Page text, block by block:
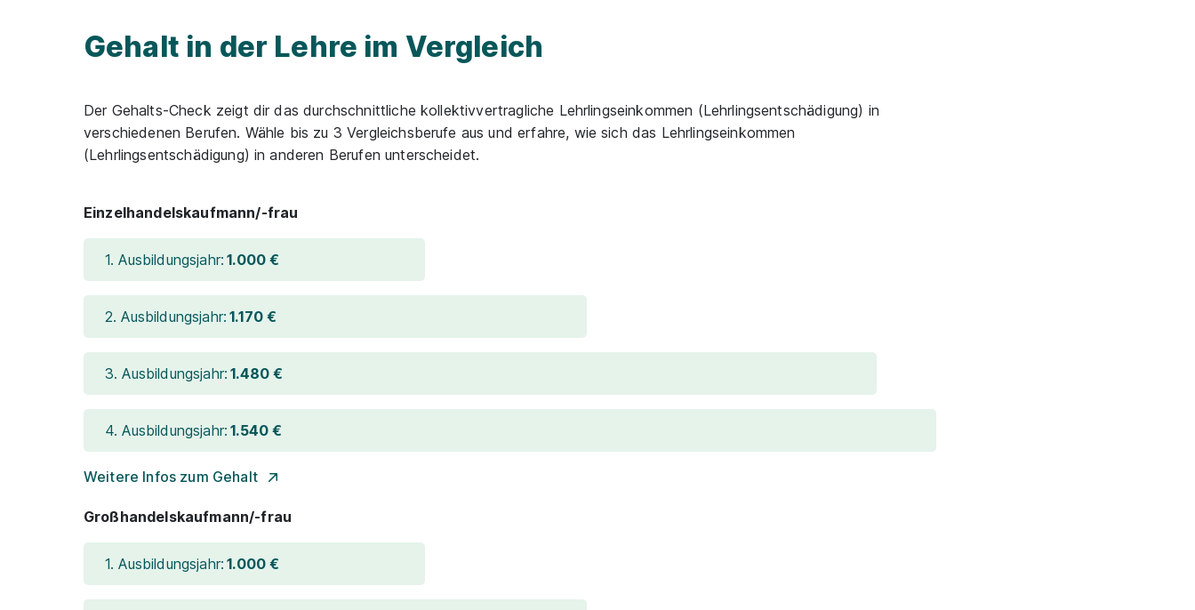
Gehalt in der Lehre im Vergleich
Der Gehalts-Check zeigt dir das durchschnittliche kollektivvertragliche Lehrlingseinkommen (Lehrlingsentschädigung) in
verschiedenen Berufen. Wähle bis zu 3 Vergleichsberufe aus und erfahre, wie sich das Lehrlingseinkommen
(Lehrlingsentschädigung) in anderen Berufen unterscheidet.
Einzelhandelskaufmann/-frau
1. Ausbildungsjahr: 1.000 €
2. Ausbildungsjahr: 1.170 €
3. Ausbildungsjahr: 1.480 €
4. Ausbildungsjahr: 1.540 €
Weitere Infos zum Gehalt
Großhandelskaufmann/-frau
1. Ausbildungsjahr: 1.000 €